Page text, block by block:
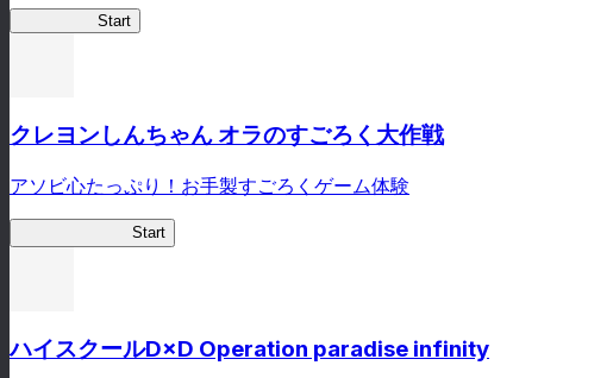
Start
クレヨンしんちゃん オラのすごろく大作戦
アソビ心たっぷり！お手製すごろくゲーム体験
Start
ハイスクールD×D Operation paradise infinity